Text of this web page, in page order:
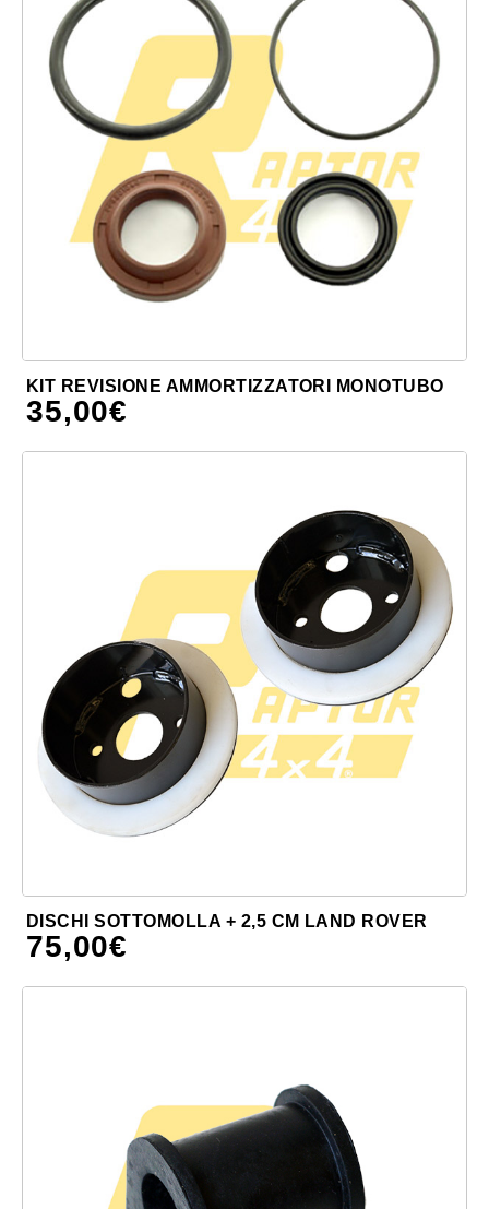
KIT REVISIONE AMMORTIZZATORI MONOTUBO
35,00€
DISCHI SOTTOMOLLA + 2,5 CM LAND ROVER
75,00€